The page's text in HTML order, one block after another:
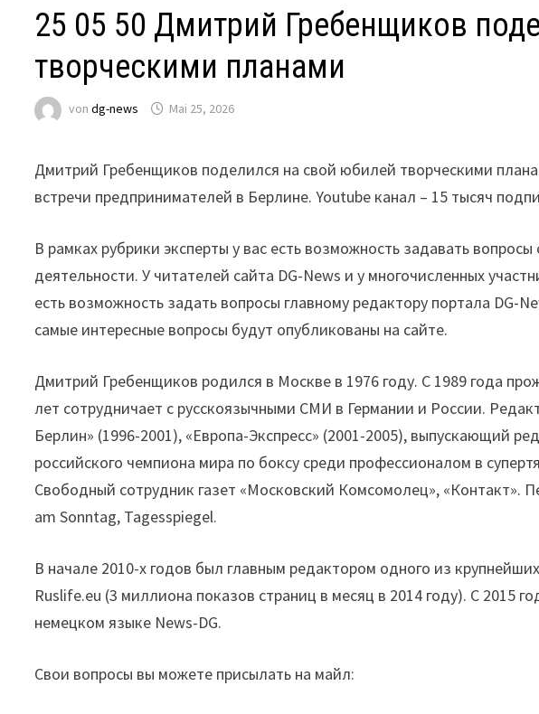
25 05 50 Дмитрий Гребенщиков
творческими планами
vondg-news Mai 25, 2026
Дмитрий Гребенщиков поделился на свой юбилей творческими
встречи предпринимателей в Берлине. Youtube канал – 15 тысяч
В рамках рубрики эксперты у вас есть возможность задавать
деятельности. У читателей сайта DG-News и у многочисленных
есть возможность задать вопросы главному редактору портала
самые интересные вопросы будут опубликованы на сайте.
Дмитрий Гребенщиков родился в Москве в 1976 году. С 1989 года
лет сотрудничает с русскоязычными СМИ в Германии и России.
Берлин» (1996-2001), «Европа-Экспресс» (2001-2005), выпускающий
российского чемпиона мира по боксу среди профессионалом в
Свободный сотрудник газет «Московский Комсомолец», «Контакт».
am Sonntag, Tagesspiegel.
В начале 2010-х годов был главным редактором одного из
Ruslife.eu (3 миллиона показов страниц в месяц в 2014 году). С 2015
немецком языке News-DG.
Свои вопросы вы можете присылать на майл: